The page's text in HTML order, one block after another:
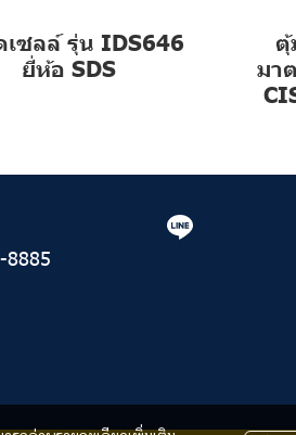
เซลล์ รุ่น IDS646
ยี่ห้อ SDS
ตุ้
มา
8885